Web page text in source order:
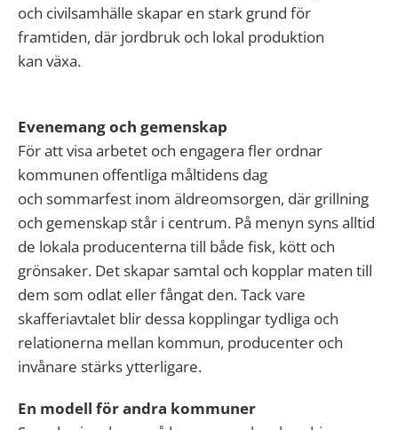
och civilsamhälle skapar en stark grund för
framtiden, där jordbruk och lokal produktion
kan växa.
Evenemang och gemenskap
För att visa arbetet och engagera fler ordnar
kommunen offentliga måltidens dag
och sommarfest inom äldreomsorgen, där grillning
och gemenskap står i centrum. På menyn syns alltid
de lokala producenterna till både fisk, kött och
grönsaker. Det skapar samtal och kopplar maten till
dem som odlat eller fångat den. Tack vare
skafferiavtalet blir dessa kopplingar tydliga och
relationerna mellan kommun, producenter och
invånare stärks ytterligare.
En modell för andra kommuner